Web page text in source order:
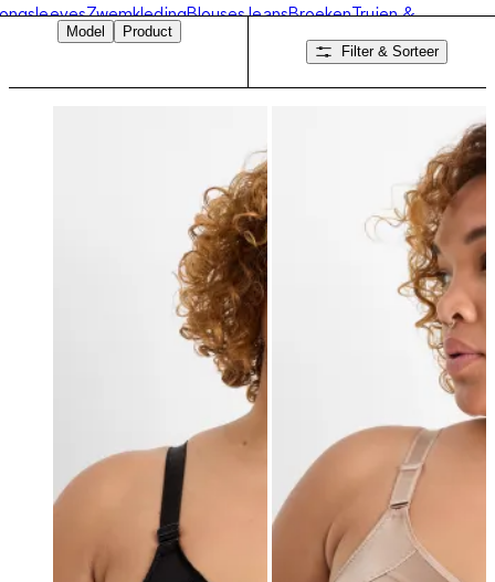
ZwemkledingBlousesJeansBroekenTruien &
JassenLingerie
Model
Product
Filter & Sorteer